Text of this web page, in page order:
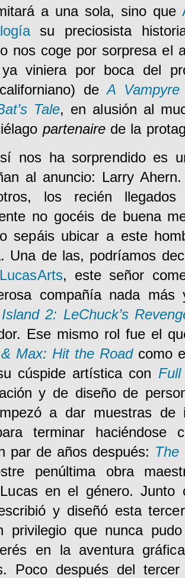
a una sola, sino que
su preciosista
nos coge por sorpresa el
ya viniera por boca del
deA
Tale, en alusión al
partenairede la
nos ha sorprendido es
al anuncio: Larry
los recién
no gocéis de buena
sepáis ubicar a este
Una de las, podríamos
LucasArts, este señor
compañía nada
2: LeChuck’s
Ese mismo rol fue el
Max: Hit the Roadcomo
cúspide artística con
y de diseño de
a dar muestras
terminar haciéndose
par de años después: The
penúltima obra
en el género. Junto
y diseñó esta
privilegio que nunca
en la aventura
Poco después del